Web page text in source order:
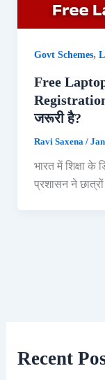
Govt Schemes,
Free
जरूरी है?
Ravi Saxena /
भारत में शिक्षा के
प्रशासन ने
Recent